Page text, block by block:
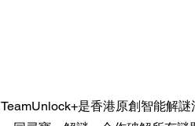
TeamUnlock+是香港原創智能解